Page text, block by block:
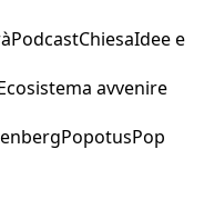
PodcastChiesaIdee e
avvenire
PopotusPop